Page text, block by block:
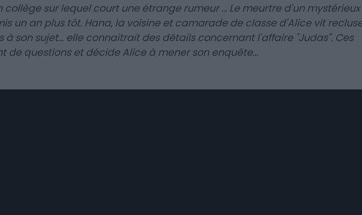
collège sur lequel court une étrange rumeur ... Le meurtre d'un mystérieux
un an plus tôt. Hana, la voisine et camarade de classe d'Alice vit
à son sujet... elle connaitrait des détails concernant l'affaire "Judas". Ces
de questions et décide Alice à mener son enquête...